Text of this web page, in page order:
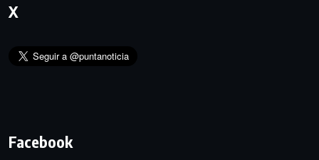
X
Facebook